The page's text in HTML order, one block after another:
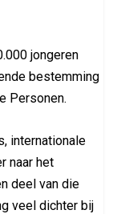
jongeren
bestemming
Personen.
internationale
naar het
deel van die
veel dichter bij